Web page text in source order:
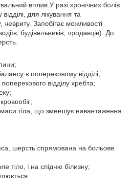
вплив.У разі хронічних болів
для лікування та
невриту. Запобігає можливості
будівельників, продавців). До
в поперековому відділі;
поперекового відділу хребта;
тіла, що зменшує навантаження
шерсть спрямована на больове
тіло, і на спідню білизну;